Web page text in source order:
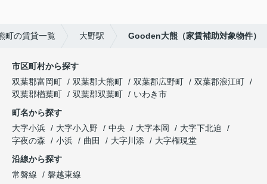
町の賃貸一覧 大野駅 Gooden大熊（家賃補助対象物件）
市区町村から探す
双葉郡富岡町
双葉郡大熊町 双葉郡広野町
双葉郡浪江町
双葉郡楢葉町
双葉郡双葉町
いわき市
町名から探す
大字小浜
大字小入野 中央 大字本岡
大字下北迫
字夜の森
小浜 曲田 大字川添
大字権現堂
沿線から探す
常磐線
磐越東線